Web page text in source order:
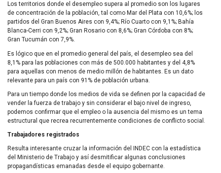
Los territorios donde el desempleo supera al promedio son los lugares
de concentración de la población, tal como Mar del Plata con 10,6%; los
partidos del Gran Buenos Aires con 9,4%; Río Cuarto con 9,1%; Bahía
Blanca-Cerri con 9,2%; Gran Rosario con 8,6%; Gran Córdoba con 8%;
Gran Tucumán con 7,9%.
Es lógico que en el promedio general del país, el desempleo sea del
8,1% para las poblaciones con más de 500.000 habitantes y del 4,8%
para aquellas con menos de medio millón de habitantes. Es un dato
relevante para un país con 91% de población urbana.
Para un tiempo donde los medios de vida se definen por la capacidad de
vender la fuerza de trabajo y sin considerar el bajo nivel de ingreso,
podemos confirmar que el empleo o la ausencia del mismo es un tema
estructural que recrea recurrentemente condiciones de conflicto social.
Trabajadores registrados
Resulta interesante cruzar la información del INDEC con la estadística
del Ministerio de Trabajo y así desmitificar algunas conclusiones
propagandísticas emanadas desde el equipo gobernante.